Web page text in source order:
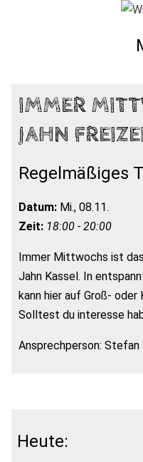
IMMER
JAHN
Regelmäßiges
Datum: Mi., 08.11.
Zeit: 18:00 - 20:00
Immer Mittwochs ist
Jahn Kassel. In
kann hier auf Groß-
Solltest du interesse
Ansprechperson: Stefan
Heute: